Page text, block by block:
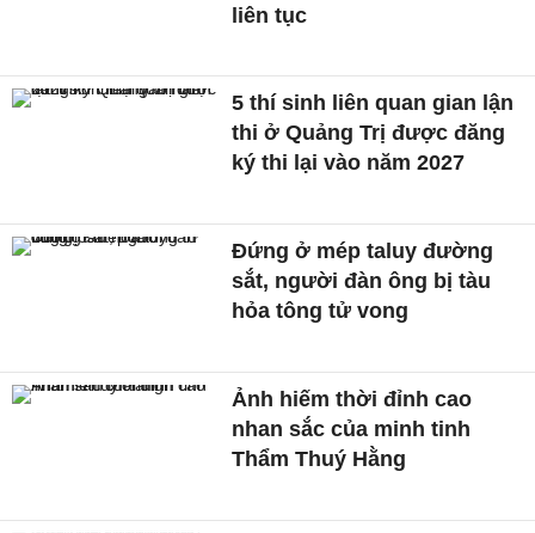
liên tục
5 thí sinh liên quan gian lận
thi ở Quảng Trị được đăng
ký thi lại vào năm 2027
Đứng ở mép taluy đường
sắt, người đàn ông bị tàu
hỏa tông tử vong
Ảnh hiếm thời đỉnh cao
nhan sắc của minh tinh
Thẩm Thuý Hằng